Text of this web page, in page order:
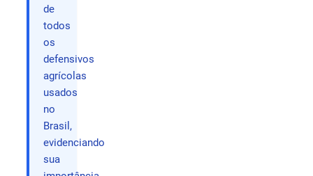
de
todos
os
defensivos
agrícolas
usados
no
Brasil,
evidenciando
sua